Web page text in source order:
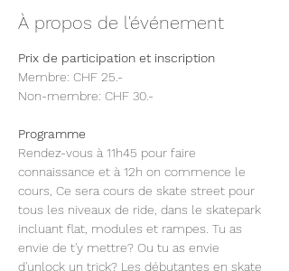
À propos de l'événement
Prix de participation et inscription
Membre: CHF 25.-
Non-membre: CHF 30.-
Programme
Rendez-vous à 11h45 pour faire
connaissance et à 12h on commence le
cours, Ce sera cours de skate street pour
tous les niveaux de ride, dans le skatepark
incluant flat, modules et rampes. Tu as
envie de t'y mettre? Ou tu as envie
d'unlock un trick? Les débutantes en skate